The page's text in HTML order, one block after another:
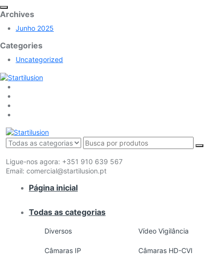
Archives
Junho 2025
Categories
Uncategorized
Ligue-nos agora: +351 910 639 567
Email: comercial@startilusion.pt
Página inicial
Todas as categorias
Diversos Vídeo Vigilância
Câmaras IP Câmaras HD-CVI